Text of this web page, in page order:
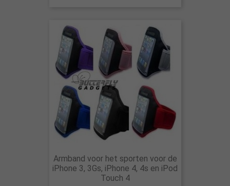
Armband voor het sporten voor de
iPhone 3, 3Gs, iPhone 4, 4s en iPod
Touch 4